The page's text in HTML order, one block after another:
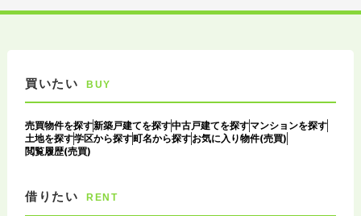
買いたい BUY
売買物件を探す新築戸建てを探す中古戸建てを探すマンションを探す
土地を探す学区から探す町名から探すお気に入り物件(売買)
閲覧履歴(売買)
借りたい RENT